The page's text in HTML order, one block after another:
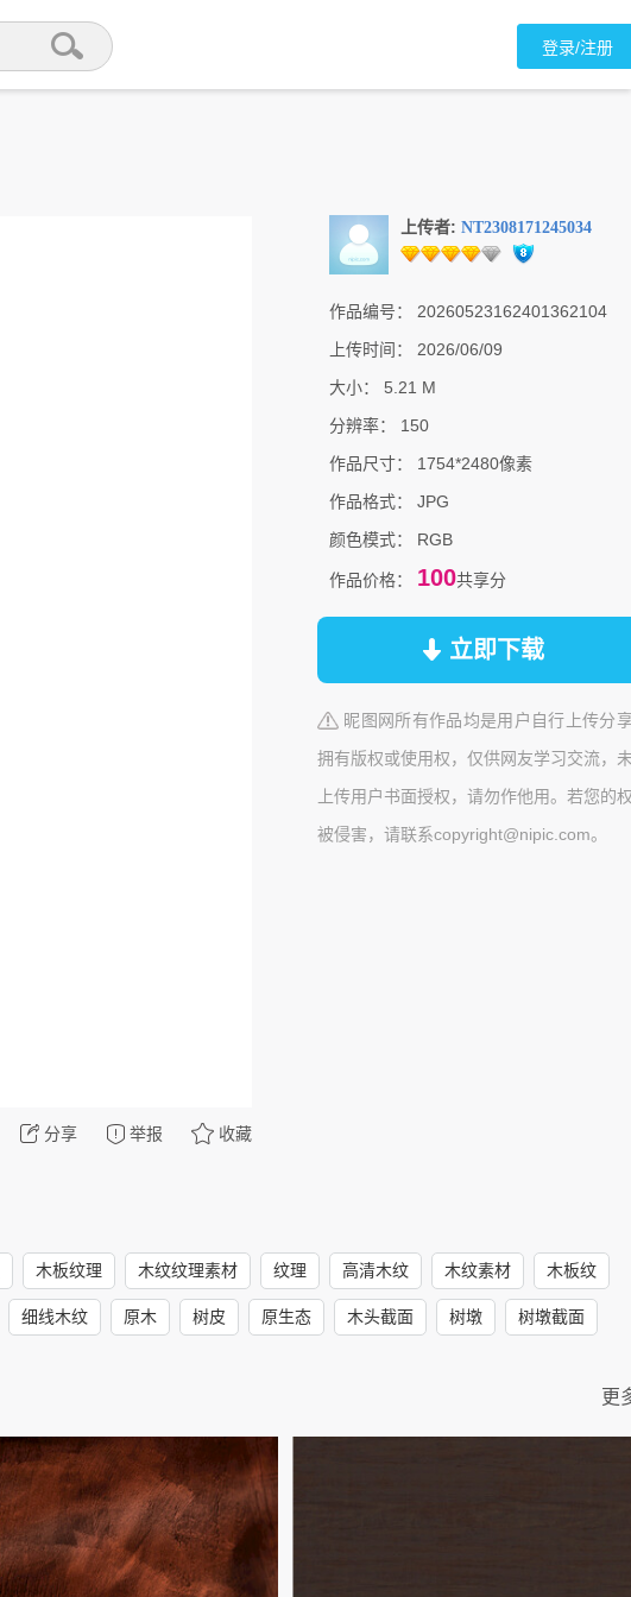
登录/注册
分享 举报 收藏
上传者: NT2308171245034
作品编号：
20260523162401362104
上传时间：
2026/06/09
大小：
5.21 M
分辨率：
150
作品尺寸：
1754*2480像素
作品格式：
JPG
颜色模式：
RGB
作品价格： 100共享分
立即下载
昵图网所有作品均是用户自行上传分
拥有版权或使用权，仅供网友学习交流，
上传用户书面授权，请勿作他用。若您的
被侵害，请联系copyright@nipic.com。
木板纹理 木纹纹理素材 纹理 高清木纹 木纹素材 木板纹
细线木纹 原木 树皮 原生态 木头截面 树墩 树墩截面
更